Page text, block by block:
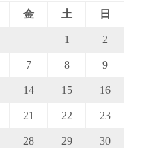
金 土 日
1 2
7 8 9
14 15 16
21 22 23
28 29 30